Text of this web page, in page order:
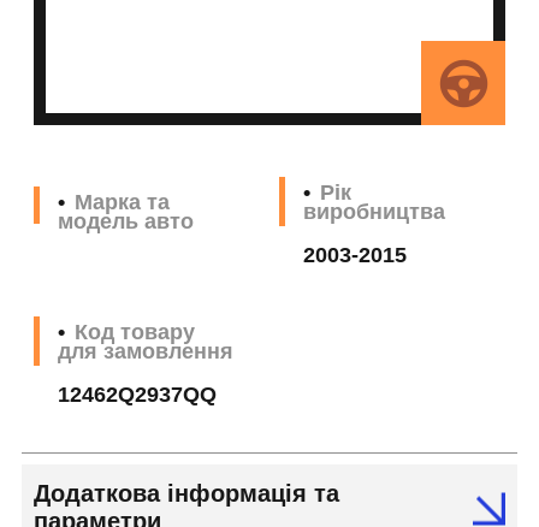
Марка та
модель авто
Рік
виробництва
2003-2015
Код товару
для замовлення
12462Q2937QQ
Додаткова інформація та
параметри